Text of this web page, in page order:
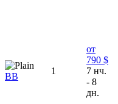
ВВ
1
от
790 $
7 нч.
- 8
дн.